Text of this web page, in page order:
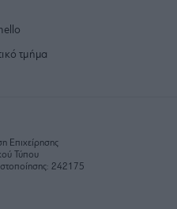
τμήμα
Επιχείρησης
Τύπου
242175